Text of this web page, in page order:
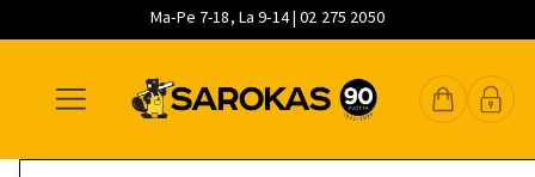
Ma-Pe 7-18, La 9-14 | 02 275 2050
navigointiin
sisältöön
pääsisältöön